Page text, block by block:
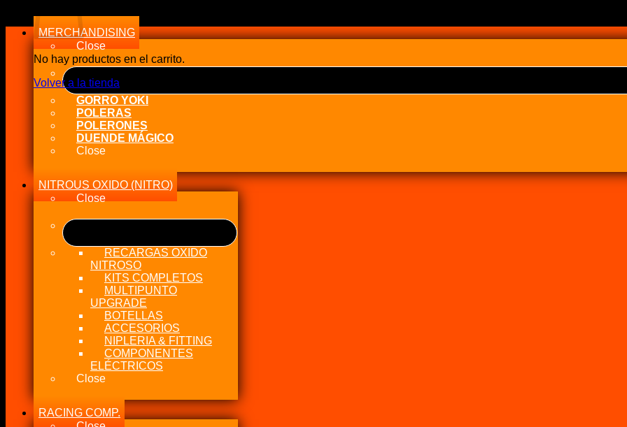
No hay productos en el carrito.
Volver a la tienda
MERCHANDISING
Close
GORRO YOKI
POLERAS
POLERONES
DUENDE MÁGICO
Close
NITROUS OXIDO (NITRO)
Close
RECARGAS OXIDO
NITROSO
KITS COMPLETOS
MULTIPUNTO
UPGRADE
BOTELLAS
ACCESORIOS
NIPLERIA & FITTING
COMPONENTES
ELÉCTRICOS
Close
RACING COMP.